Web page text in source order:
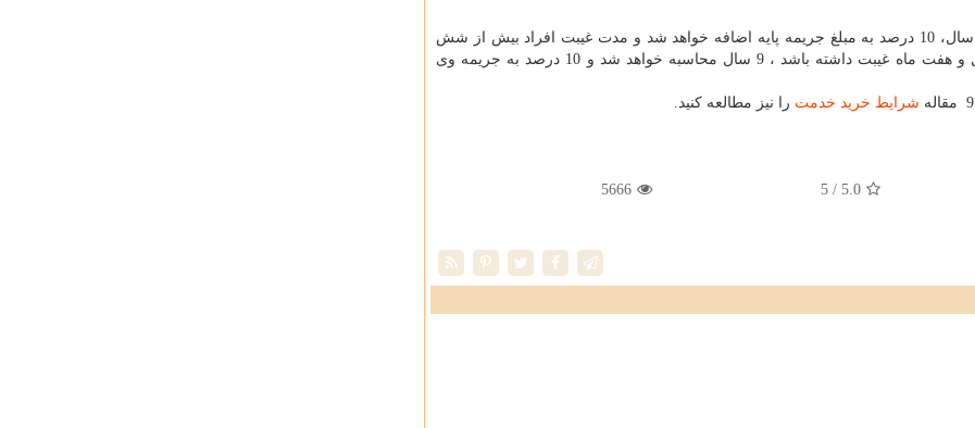
همان طور که گفته شد به ازای هر سال غیبت مازاد به 8 سال، 10 درصد به مبلغ جریمه پایه اضافه خواهد شد و مدت غیبت افراد بیش از شش
ماه، یک سال به حساب می آید. بنابراین فردی که 8 سال و هفت ماه غیبت داشته باشد ، 9 سال محاسبه خواهد شد و 10 درصد به جریمه وی
شرایط خرید خدمت را نیز مطالعه کنید.
5.0
/ 5
5666